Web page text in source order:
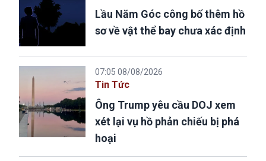
Lầu Năm Góc công bố thêm hồ
sơ về vật thể bay chưa xác định
07:05 08/08/2026
Tin Tức
Ông Trump yêu cầu DOJ xem
xét lại vụ hồ phản chiếu bị phá
hoại